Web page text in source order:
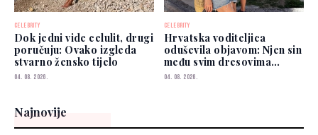
CELEBRITY
Dok jedni vide celulit, drugi
poručuju: Ovako izgleda
stvarno žensko tijelo
04. 08. 2026.
CELEBRITY
Hrvatska voditeljica
oduševila objavom: Njen sin
među svim dresovima
izabrao Zmajeve
04. 08. 2026.
Najnovije